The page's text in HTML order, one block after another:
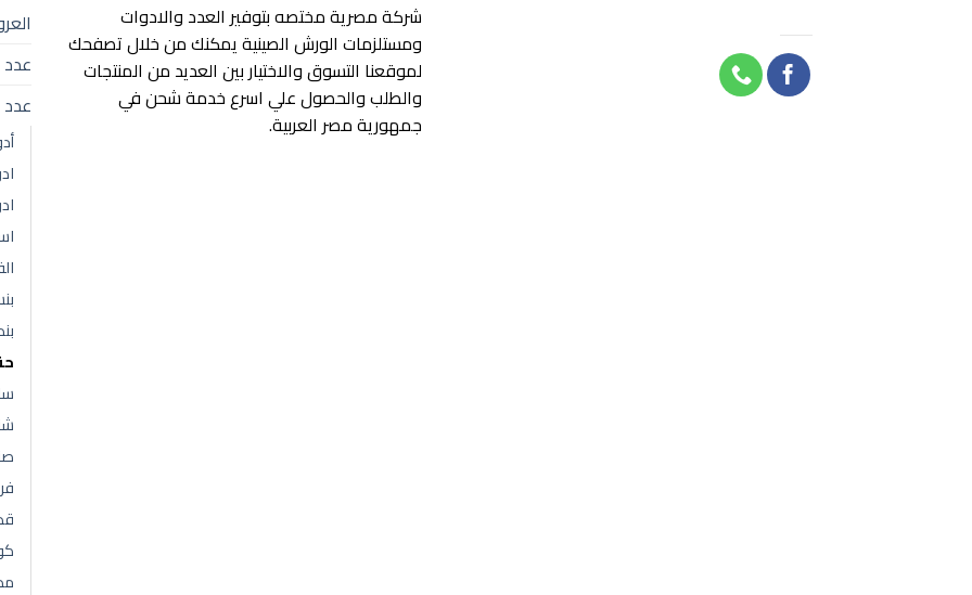
شركة مصرية مختصه بتوفير العدد والادوات
ومستلزمات الورش الصينية يمكنك من خلال تصفحك
لموقعنا التسوق والاختيار بين العديد من المنتجات
والطلب والحصول علي اسرع خدمة شحن في
جمهورية مصر العربية.
عدد